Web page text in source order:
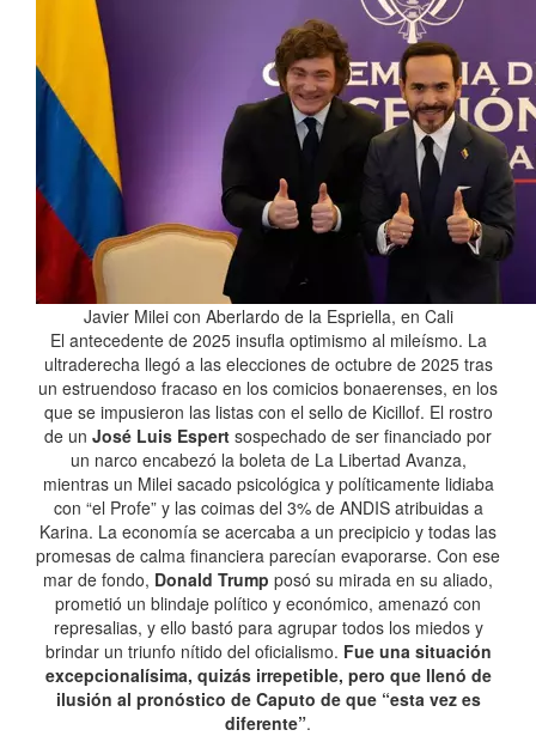
Javier Milei con Aberlardo de la Espriella, en Cali
El antecedente de 2025 insufla optimismo al mileísmo. La
ultraderecha llegó a las elecciones de octubre de 2025 tras
un estruendoso fracaso en los comicios bonaerenses, en los
que se impusieron las listas con el sello de Kicillof. El rostro
de un José Luis Espert sospechado de ser financiado por
un narco encabezó la boleta de La Libertad Avanza,
mientras un Milei sacado psicológica y políticamente lidiaba
con “el Profe” y las coimas del 3% de ANDIS atribuidas a
Karina. La economía se acercaba a un precipicio y todas las
promesas de calma financiera parecían evaporarse. Con ese
mar de fondo, Donald Trump posó su mirada en su aliado,
prometió un blindaje político y económico, amenazó con
represalias, y ello bastó para agrupar todos los miedos y
brindar un triunfo nítido del oficialismo. Fue una situación
excepcionalísima, quizás irrepetible, pero que llenó de
ilusión al pronóstico de Caputo de que “esta vez es
diferente”.